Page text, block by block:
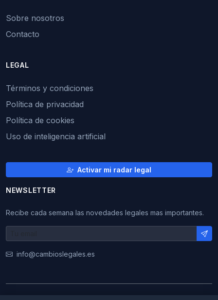
Sobre nosotros
Contacto
LEGAL
Términos y condiciones
Política de privacidad
Política de cookies
Uso de inteligencia artificial
Activar mi radar legal
NEWSLETTER
Recibe cada semana las novedades legales mas importantes.
info@cambioslegales.es